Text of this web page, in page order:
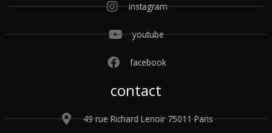
instagram
youtube
facebook
contact
49 rue Richard Lenoir 75011 Paris